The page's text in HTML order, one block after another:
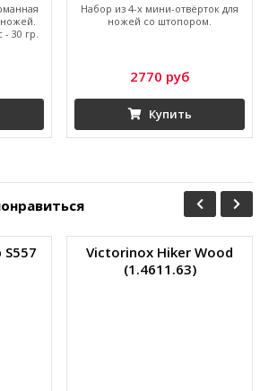
30 гр.
Набор из 4-х мини-отвёрток для
ножей со штопором.
2770 руб
Купить
Victorinox Hiker Wood
(1.4611.63)